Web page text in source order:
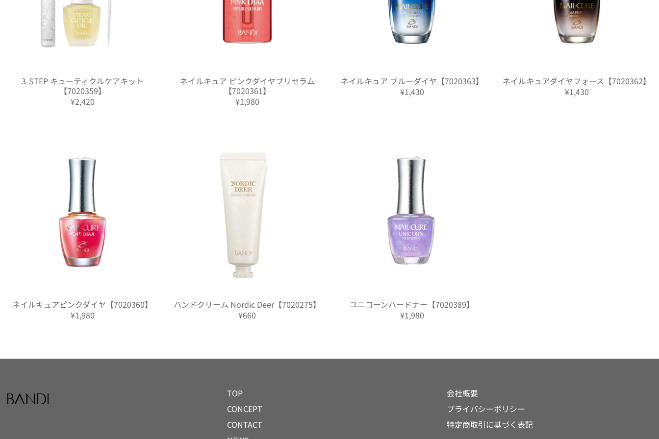
3-STEP キューティクルケアキット
【7020359】
¥2,420
ネイルキュア ピンクダイヤプリセラム
【7020361】
¥1,980
ネイルキュア ブルーダイヤ【7020363】
¥1,430
ネイルキュアダイヤフォース【7020362】
¥1,430
ネイルキュアピンクダイヤ【7020360】
¥1,980
ハンドクリーム Nordic Deer【7020275】
¥660
ユニコーンハードナー【7020389】
¥1,980
TOP
CONCEPT
CONTACT
会社概要
プライバシーポリシー
特定商取引に基づく表記